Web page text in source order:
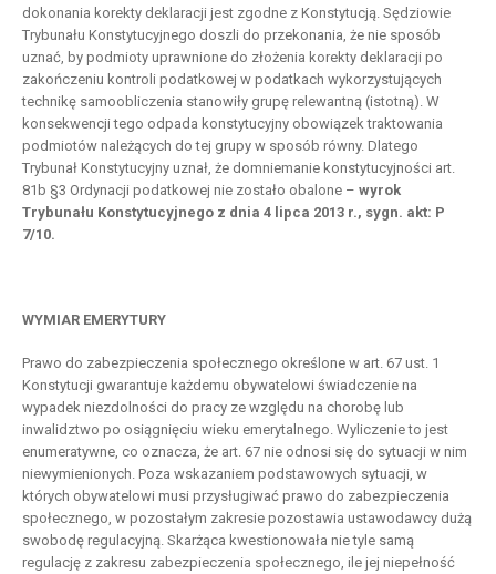
dokonania korekty deklaracji jest zgodne z Konstytucją. Sędziowie
Trybunału Konstytucyjnego doszli do przekonania, że nie sposób
uznać, by podmioty uprawnione do złożenia korekty deklaracji po
zakończeniu kontroli podatkowej w podatkach wykorzystujących
technikę samoobliczenia stanowiły grupę relewantną (istotną). W
konsekwencji tego odpada konstytucyjny obowiązek traktowania
podmiotów należących do tej grupy w sposób równy. Dlatego
Trybunał Konstytucyjny uznał, że domniemanie konstytucyjności art.
81b §3 Ordynacji podatkowej nie zostało obalone – wyrok
Trybunału Konstytucyjnego z dnia 4 lipca 2013 r., sygn. akt: P
7/10.
WYMIAR EMERYTURY
Prawo do zabezpieczenia społecznego określone w art. 67 ust. 1
Konstytucji gwarantuje każdemu obywatelowi świadczenie na
wypadek niezdolności do pracy ze względu na chorobę lub
inwalidztwo po osiągnięciu wieku emerytalnego. Wyliczenie to jest
enumeratywne, co oznacza, że art. 67 nie odnosi się do sytuacji w nim
niewymienionych. Poza wskazaniem podstawowych sytuacji, w
których obywatelowi musi przysługiwać prawo do zabezpieczenia
społecznego, w pozostałym zakresie pozostawia ustawodawcy dużą
swobodę regulacyjną. Skarżąca kwestionowała nie tyle samą
regulację z zakresu zabezpieczenia społecznego, ile jej niepełność